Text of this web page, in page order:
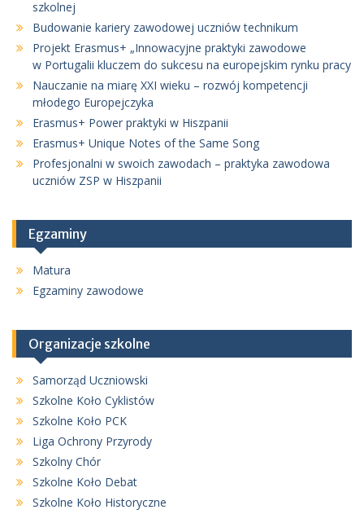
szkolnej
Budowanie kariery zawodowej uczniów technikum
Projekt Erasmus+ „Innowacyjne praktyki zawodowe
w Portugalii kluczem do sukcesu na europejskim rynku pracy
Nauczanie na miarę XXI wieku – rozwój kompetencji
młodego Europejczyka
Erasmus+ Power praktyki w Hiszpanii
Erasmus+ Unique Notes of the Same Song
Profesjonalni w swoich zawodach – praktyka zawodowa
uczniów ZSP w Hiszpanii
Egzaminy
Matura
Egzaminy zawodowe
Organizacje szkolne
Samorząd Uczniowski
Szkolne Koło Cyklistów
Szkolne Koło PCK
Liga Ochrony Przyrody
Szkolny Chór
Szkolne Koło Debat
Szkolne Koło Historyczne